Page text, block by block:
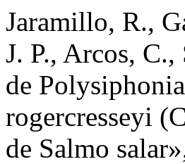
Jaramillo, R.,
J. P., Arcos,
de
rogercresseyi
de Salmo